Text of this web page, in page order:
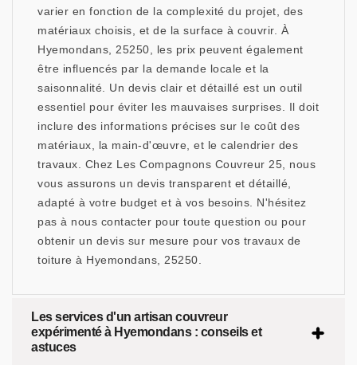
varier en fonction de la complexité du projet, des
matériaux choisis, et de la surface à couvrir. À
Hyemondans, 25250, les prix peuvent également
être influencés par la demande locale et la
saisonnalité. Un devis clair et détaillé est un outil
essentiel pour éviter les mauvaises surprises. Il doit
inclure des informations précises sur le coût des
matériaux, la main-d'œuvre, et le calendrier des
travaux. Chez Les Compagnons Couvreur 25, nous
vous assurons un devis transparent et détaillé,
adapté à votre budget et à vos besoins. N'hésitez
pas à nous contacter pour toute question ou pour
obtenir un devis sur mesure pour vos travaux de
toiture à Hyemondans, 25250.
Les services d'un artisan couvreur
expérimenté à Hyemondans : conseils et
astuces